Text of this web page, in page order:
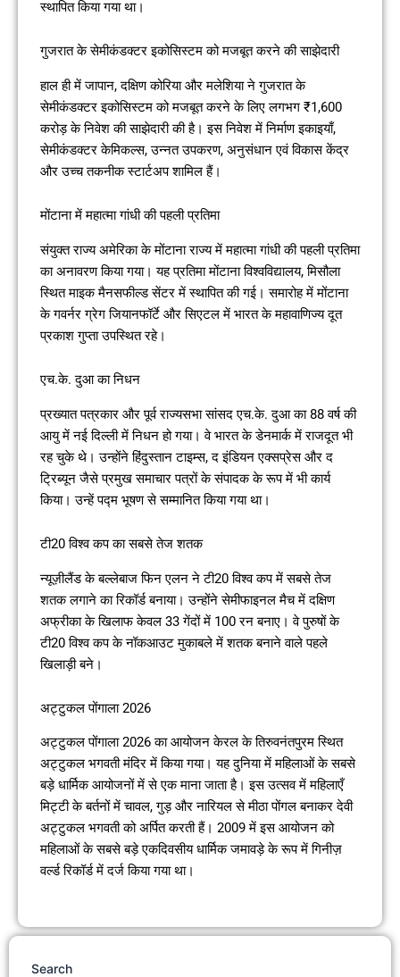
स्थापित किया गया था।
गुजरात के सेमीकंडक्टर इकोसिस्टम को मजबूत करने की साझेदारी
हाल ही में जापान, दक्षिण कोरिया और मलेशिया ने गुजरात के
सेमीकंडक्टर इकोसिस्टम को मजबूत करने के लिए लगभग ₹1,600
करोड़ के निवेश की साझेदारी की है। इस निवेश में निर्माण इकाइयाँ,
सेमीकंडक्टर केमिकल्स, उन्नत उपकरण, अनुसंधान एवं विकास केंद्र
और उच्च तकनीक स्टार्टअप शामिल हैं।
मोंटाना में महात्मा गांधी की पहली प्रतिमा
संयुक्त राज्य अमेरिका के मोंटाना राज्य में महात्मा गांधी की पहली प्रतिमा
का अनावरण किया गया। यह प्रतिमा मोंटाना विश्वविद्यालय, मिसौला
स्थित माइक मैनसफील्ड सेंटर में स्थापित की गई। समारोह में मोंटाना
के गवर्नर ग्रेग जियानफॉर्टे और सिएटल में भारत के महावाणिज्य दूत
प्रकाश गुप्ता उपस्थित रहे।
एच.के. दुआ का निधन
प्रख्यात पत्रकार और पूर्व राज्यसभा सांसद एच.के. दुआ का 88 वर्ष की
आयु में नई दिल्ली में निधन हो गया। वे भारत के डेनमार्क में राजदूत भी
रह चुके थे। उन्होंने हिंदुस्तान टाइम्स, द इंडियन एक्सप्रेस और द
ट्रिब्यून जैसे प्रमुख समाचार पत्रों के संपादक के रूप में भी कार्य
किया। उन्हें पद्म भूषण से सम्मानित किया गया था।
टी20 विश्व कप का सबसे तेज शतक
न्यूज़ीलैंड के बल्लेबाज फिन एलन ने टी20 विश्व कप में सबसे तेज
शतक लगाने का रिकॉर्ड बनाया। उन्होंने सेमीफाइनल मैच में दक्षिण
अफ्रीका के खिलाफ केवल 33 गेंदों में 100 रन बनाए। वे पुरुषों के
टी20 विश्व कप के नॉकआउट मुकाबले में शतक बनाने वाले पहले
खिलाड़ी बने।
अट्टुकल पोंगाला 2026
अट्टुकल पोंगाला 2026 का आयोजन केरल के तिरुवनंतपुरम स्थित
अट्टुकल भगवती मंदिर में किया गया। यह दुनिया में महिलाओं के सबसे
बड़े धार्मिक आयोजनों में से एक माना जाता है। इस उत्सव में महिलाएँ
मिट्टी के बर्तनों में चावल, गुड़ और नारियल से मीठा पोंगल बनाकर देवी
अट्टुकल भगवती को अर्पित करती हैं। 2009 में इस आयोजन को
महिलाओं के सबसे बड़े एकदिवसीय धार्मिक जमावड़े के रूप में गिनीज़
वर्ल्ड रिकॉर्ड में दर्ज किया गया था।
Search